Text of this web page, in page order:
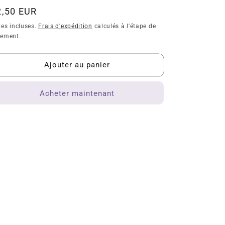
quantité
de
Vison
Vison
EUR
incluses. Frais d'expédition calculés à l'étape de
Ajouter au panier
Acheter maintenant